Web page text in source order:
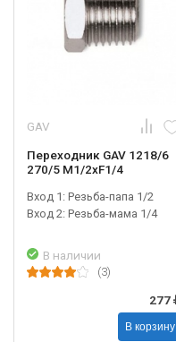
GAV
Переходник GAV 1218/6
270/5 М1/2xF1/4
Вход 1: Резьба-папа 1/2
Вход 2: Резьба-мама 1/4
В наличии
(3)
277
В корзину